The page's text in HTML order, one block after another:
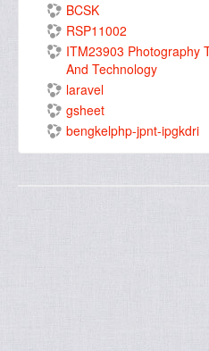
BCSK
RSP11002
ITM23903 Photography
And Technology
laravel
gsheet
bengkelphp-jpnt-ipgkdri